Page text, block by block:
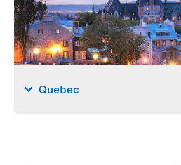
Quebec